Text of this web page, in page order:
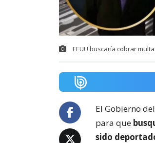
EEUU buscaría cobrar
El Gobierno
para que
sido